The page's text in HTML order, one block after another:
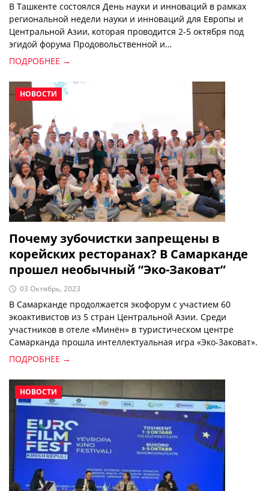
В Ташкенте состоялся День науки и инноваций в рамках
региональной недели науки и инноваций для Европы и
Центральной Азии, которая проводится 2-5 октября под
эгидой форума Продовольственной и
сельскохозяйственной организации Объединённых Наций
(ФАО) по науке и инновациям 2023 года.
ПОДРОБНЕЕ →
НОВОСТИ
Почему зубочистки запрещены в
корейских ресторанах? В Самарканде
прошел необычный “Эко-Заковат”
03 Октябрь, 2023
В Самарканде продолжается экофорум с участием 60
экоактивистов из 5 стран Центральной Азии. Среди
участников в отеле «Минён» в туристическом центре
Самарканда прошла интеллектуальная игра «Эко-Заковат».
ПОДРОБНЕЕ →
НОВОСТИ